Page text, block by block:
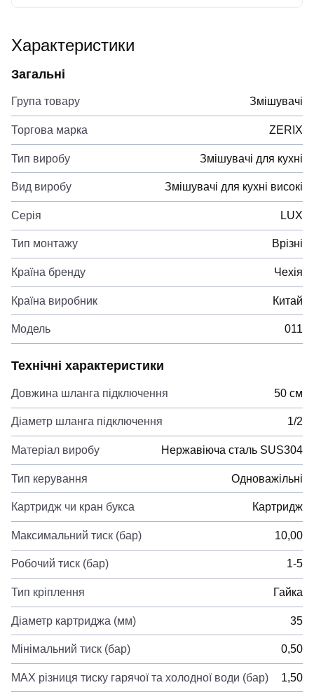
Характеристики
Загальні
Група товару Змішувачі
Торгова марка ZERIX
Тип виробу Змішувачі для кухні
Вид виробу Змішувачі для кухні високі
Серія LUX
Тип монтажу Врізні
Країна бренду Чехія
Країна виробник Китай
Модель 011
Технічні характеристики
Довжина шланга підключення 50 см
Діаметр шланга підключення 1/2
Матеріал виробу Нержавіюча сталь SUS304
Тип керування Одноважільні
Картридж чи кран букса Картридж
Максимальний тиск (бар) 10,00
Робочий тиск (бар) 1-5
Тип кріплення Гайка
Діаметр картриджа (мм) 35
Мінімальний тиск (бар) 0,50
MAX різниця тиску гарячої та холодної води (бар) 1,50